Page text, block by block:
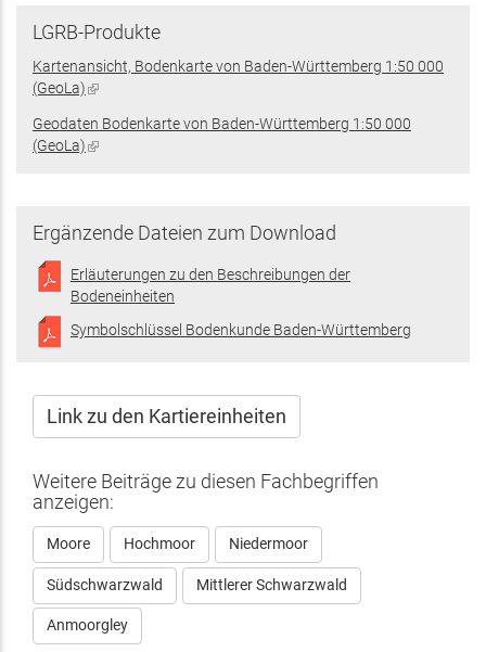
LGRB-Produkte
Kartenansicht, Bodenkarte von Baden-Württemberg 1:50 000
(GeoLa)(Link
extern)
Geodaten Bodenkarte von Baden-Württemberg 1:50 000
(GeoLa)(Link
Ergänzende Dateien zum Download
Erläuterungen zu den Beschreibungen der
Bodeneinheiten
Symbolschlüssel Bodenkunde Baden-Württemberg
Link zu den Kartiereinheiten
Weitere Beiträge zu diesen Fachbegriffen
anzeigen:
Moore Hochmoor Niedermoor
Südschwarzwald Mittlerer Schwarzwald
Anmoorgley